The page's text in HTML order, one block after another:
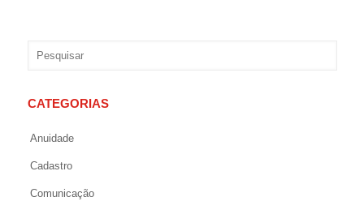
CATEGORIAS
Anuidade
Cadastro
Comunicação